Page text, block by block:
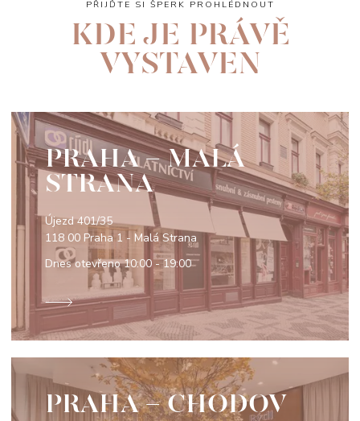
PŘIJĎTE SI ŠPERK PROHLÉDNOUT
KDE JE PRÁVĚ
VYSTAVEN
PRAHA - MALÁ
STRANA
Újezd 401/35
118 00 Praha 1 - Malá Strana
Dnes otevřeno10:00 - 19:00
PRAHA - CHODOV